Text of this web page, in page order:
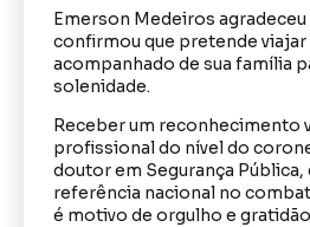
Emerson Medeiros agradeceu
confirmou que pretende viajar
acompanhado de sua família
solenidade.
Receber um reconhecimento
profissional do nível do
doutor em Segurança
referência nacional no
é motivo de orgulho e